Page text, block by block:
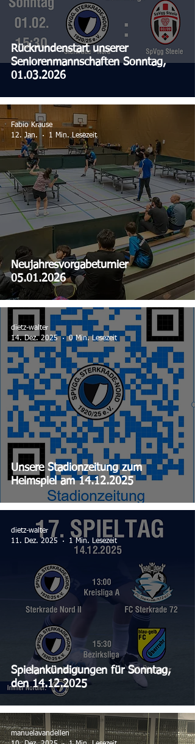
Rückrundenstart unserer
Seniorenmannschaften Sonntag,
01.03.2026
Neujahresvorgabeturnier
05.01.2026
Fabio Krause
12. Jan.
1 Min. Lesezeit
Unsere Stadionzeitung zum
Heimspiel am 14.12.2025
dietz-walter
14. Dez. 2025
0 Min. Lesezeit
Spielankündigungen für Sonntag,
den 14.12.2025
dietz-walter
11. Dez. 2025
1 Min. Lesezeit
manuelavandellen